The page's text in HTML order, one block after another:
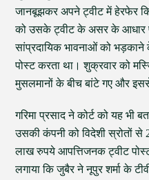
जानबूझकर अपने ट्वीट में हेरफेर
को उसके ट्वीट के असर के आधार
सांप्रदायिक भावनाओं को भड़काने
पोस्ट करता था। शुक्रवार को
मुसलमानों के बीच बांटे गए और
गरिमा प्रसाद ने कोर्ट को यह भी
उसकी कंपनी को विदेशी स्रोतों
लाख रुपये आपत्तिजनक ट्वीट
लगाया कि जुबैर ने नूपुर शर्मा के